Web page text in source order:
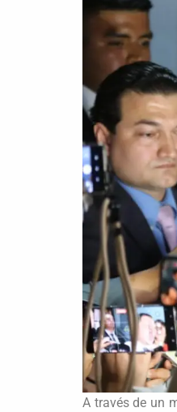
A través de un